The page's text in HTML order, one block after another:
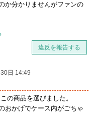
か分かりませんがファンの
違反を報告する
日 14:49
の商品を選びました。
おかげでケース内がごちゃ